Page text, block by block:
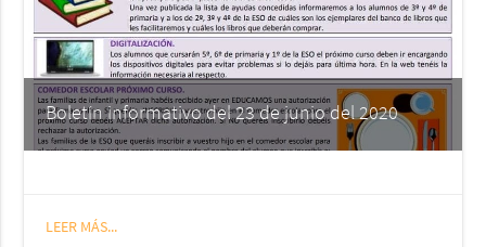
Boletín informativo del 23 de junio del 2020
LEER MÁS...